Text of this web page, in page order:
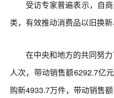
受访专家普遍表示，自商
类，有效推动消费品以旧换
在中央和地方的共同努力
人次，带动销售额6292.7亿
购新4933.7万件，带动销售额